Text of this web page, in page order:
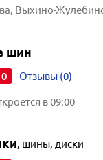
Выхино-
шин
0 Отзывы (0)
в 09:00
, шины, диски